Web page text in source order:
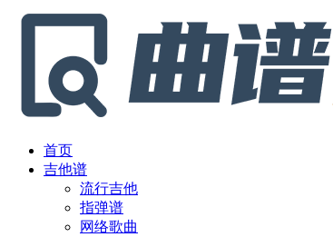
首页
吉他谱
流行吉他
指弹谱
网络歌曲